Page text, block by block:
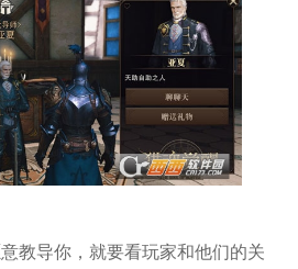
教导你，就要看玩家和他们的关